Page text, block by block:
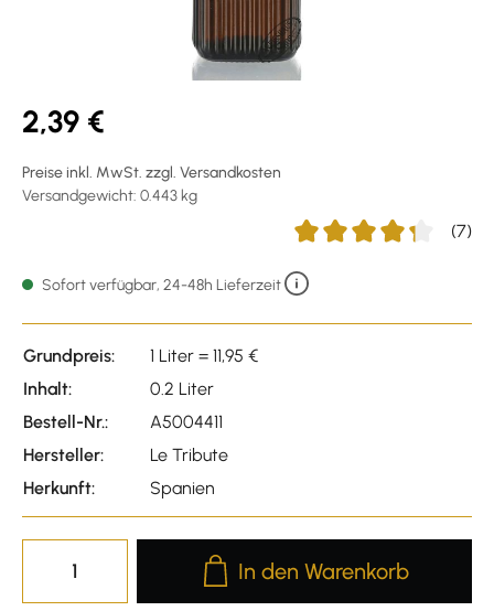
2,39 €
Preise inkl. MwSt. zzgl. Versandkosten
Versandgewicht: 0.443 kg
(7)
Sofort verfügbar, 24-48h Lieferzeit
Grundpreis:
1 Liter = 11,95 €
Inhalt:
0.2 Liter
Bestell-Nr.:
A5004411
Hersteller:
Le Tribute
Herkunft:
Spanien
Produkt Anzahl: Gib den
In den Warenkorb